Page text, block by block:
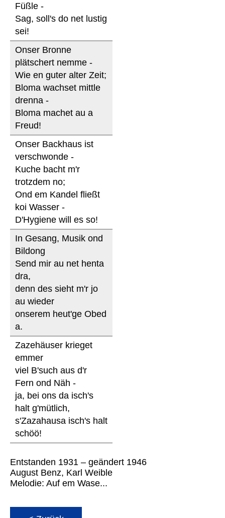
Füßle -
Sag, soll's do net lustig
sei!
Onser Bronne
plätschert nemme -
Wie en guter alter Zeit;
Bloma wachset mittle
drenna -
Bloma machet au a
Freud!
Onser Backhaus ist
verschwonde -
Kuche bacht m'r
trotzdem no;
Ond em Kandel fließt
koi Wasser -
D'Hygiene will es so!
In Gesang, Musik ond
Bildong
Send mir au net henta
dra,
denn des sieht m'r jo
au wieder
onserem heut'ge Obed
a.
Zazehäuser krieget
emmer
viel B'such aus d'r
Fern ond Näh -
ja, bei ons da isch's
halt g'mütlich,
s'Zazahausa isch's halt
schöö!
Entstanden 1931 – geändert 1946
August Benz, Karl Weible
Melodie: Auf em Wase...